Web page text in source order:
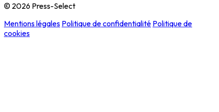
© 2026 Press-Select
Mentions légales Politique de confidentialité Politique de
cookies